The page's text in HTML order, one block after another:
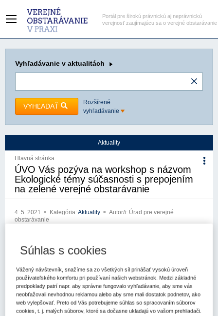
Portál pre širokú právnickú aj neprávnickú
verejnosť zaujímajúcu sa o verejné obstarávanie
Vyhľadávanie v aktualitách
VYHĽADAŤ
Rozšírené
vyhľadávanie
Aktuality
Hlavná stránka
ÚVO Vás pozýva na workshop s názvom
Ekologické témy súčasnosti s prepojením
na zelené verejné obstarávanie
4. 5. 2021 Kategória:Aktuality
Autor/i: Úrad pre verejné
obstarávanie
Zelené verejné obstarávanie
Register kľúčových slov
Úrad pre verejné obstarávanie pozýva verejných obstarávateľov
/obstarávateľov/ odbornú verejnosť na workshop:
Ekologické
Súhlas s cookies
Vážený návštevník, snažíme sa zo všetkých síl prinášať vysokú úroveň
používateľského komfortu pri používaní našich webstránok. Medzi základné
predpoklady patrí napr. aby správne fungovalo vyhľadávanie, aby sme vás
neobťažovali nevhodnou reklamou alebo aby sme mali dostatok podnetov, ako
web vylepšovať. Preto od Vás potrebujeme súhlas so spracovaním súborov
cookies, t. j. malých súborov, ktoré sa dočasne ukladajú vo vašom prehliadači.